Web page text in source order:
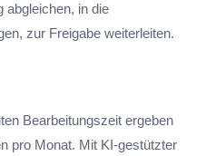
abgleichen, in die
zur Freigabe weiterleiten.
Bearbeitungszeit ergeben
pro Monat. Mit KI-gestützter